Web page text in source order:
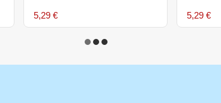
5,29 € 5,29 €